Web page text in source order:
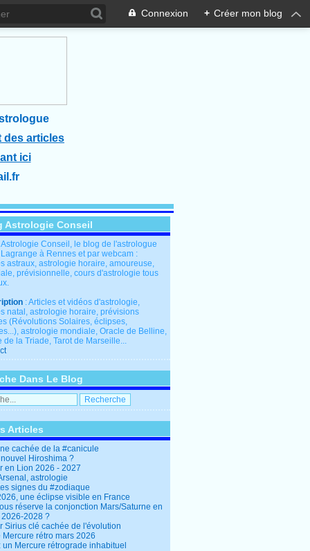
Connexion + Créer mon blog
des articles
ici
Astrologie Conseil
Astrologie Conseil, le blog de l'astrologue
Lagrange à Rennes et par webcam :
astraux, astrologie horaire, amoureuse,
prévisionnelle, cours d'astrologie tous
: Articles et vidéos d'astrologie,
natal, astrologie horaire, prévisions
(Révolutions Solaires, éclipses,
astrologie mondiale, Oracle de Belline,
de la Triade, Tarot de Marseille...
Dans Le Blog
Articles
cachée de la #canicule
Hiroshima ?
en Lion 2026 - 2027
astrologie
signes du #zodiaque
une éclipse visible en France
réserve la conjonction Mars/Saturne en
2026-2028 ?
Sirius clé cachée de l'évolution
Mercure rétro mars 2026
un Mercure rétrograde inhabituel